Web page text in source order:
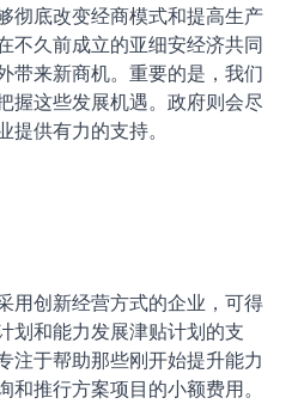
彻底改变经商模式和提高生产
不久前成立的亚细安经济共同
带来新商机。重要的是，我们
握这些发展机遇。政府则会尽
供有力的支持。
新经营方式的企业，可得
划和能力发展津贴计划的支
注于帮助那些刚开始提升能力
和推行方案项目的小额费用。